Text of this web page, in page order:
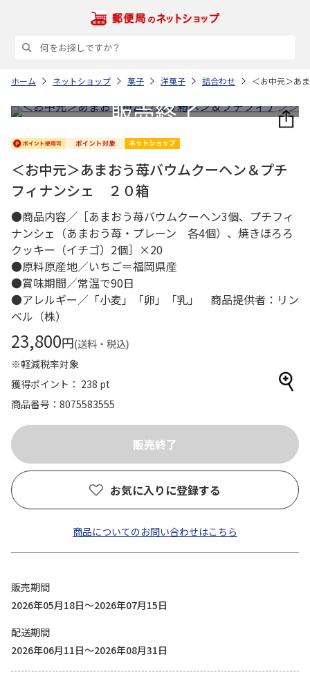
ホーム ネットショップ 菓子 洋菓子 詰合わせ ＜お中元＞あ
＜お中元＞あまおう苺バウムクーヘン＆プチ
フィナンシェ ２０箱
●商品内容／［あまおう苺バウムクーヘン3個、プチフィ
ナンシェ（あまおう苺・プレーン 各4個）、焼きほろろ
クッキー（イチゴ）2個］×20
●原料原産地／いちご＝福岡県産
●賞味期間／常温で90日
●アレルギー／「小麦」「卵」「乳」 商品提供者：リン
ベル（株）
23,800円(送料・税込)
※軽減税率対象
獲得ポイント： 238 pt
商品番号
8075583555
お気に入りに登録する
商品についてのお問い合わせはこちら
販売期間
2026年05月18日～2026年07月15日
配送期間
2026年06月11日～2026年08月31日